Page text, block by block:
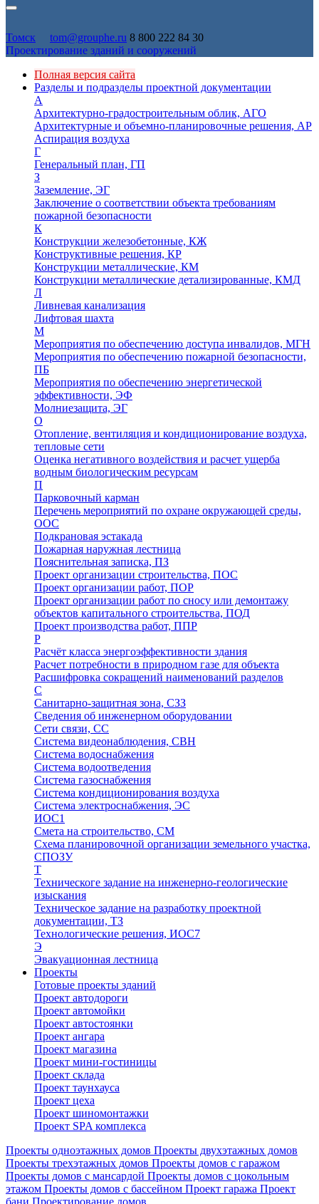
Томск tom@grouphe.ru 8 800 222 84 30
Проектирование зданий и сооружений
Полная версия сайта
Разделы и подразделы проектной документации
А
Архитектурно-градостроительным облик, АГО
Архитектурные и объемно-планировочные решения, АР
Аспирация воздуха
Г
Генеральный план, ГП
З
Заземление, ЭГ
Заключение о соответствии объекта требованиям
пожарной безопасности
К
Конструкции железобетонные, КЖ
Конструктивные решения, КР
Конструкции металлические, КМ
Конструкции металлические детализированные, КМД
Л
Ливневая канализация
Лифтовая шахта
М
Мероприятия по обеспечению доступа инвалидов, МГН
Мероприятия по обеспечению пожарной безопасности,
ПБ
Мероприятия по обеспечению энергетической
эффективности, ЭФ
Молниезащита, ЭГ
О
Отопление, вентиляция и кондиционирование воздуха,
тепловые сети
Оценка негативного воздействия и расчет ущерба
водным биологическим ресурсам
П
Парковочный карман
Перечень мероприятий по охране окружающей среды,
ООС
Подкрановая эстакада
Пожарная наружная лестница
Пояснительная записка, ПЗ
Проект организации строительства, ПОС
Проект организации работ, ПОР
Проект организации работ по сносу или демонтажу
объектов капитального строительства, ПОД
Проект производства работ, ППР
Р
Расчёт класса энергоэффективности здания
Расчет потребности в природном газе для объекта
Расшифровка сокращений наименований разделов
С
Санитарно-защитная зона, СЗЗ
Сведения об инженерном оборудовании
Сети связи, СС
Система видеонаблюдения, СВН
Система водоснабжения
Система водоотведения
Система газоснабжения
Система кондиционирования воздуха
Система электроснабжения, ЭС
ИОС1
Смета на строительство, СМ
Схема планировочной организации земельного участка,
СПОЗУ
Т
Техническоге задание на инженерно-геологические
изыскания
Техническое задание на разработку проектной
документации, ТЗ
Технологические решения, ИОC7
Э
Эвакуационная лестница
Проекты
Готовые проекты зданий
Проект автодороги
Проект автомойки
Проект автостоянки
Проект ангара
Проект магазина
Проект мини-гостиницы
Проект склада
Проект таунхауса
Проект цеха
Проект шиномонтажки
Проект SPA комплекса
Проекты одноэтажных домов Проекты двухэтажных домов
Проекты трехэтажных домов Проекты домов с гаражом
Проекты домов с мансардой Проекты домов с цокольным
этажом Проекты домов с бассейном Проект гаража Проект
бани Проектирование домов